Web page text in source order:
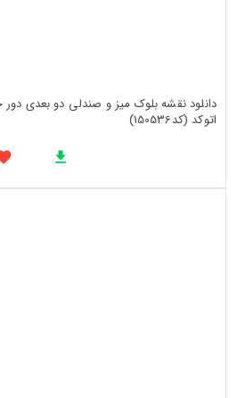
دانلود نقشه بلوک میز و صندلی دو بعدی
اتوکد (کد150536)